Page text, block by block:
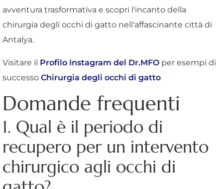
avventura trasformativa e scopri l'incanto della
chirurgia degli occhi di gatto nell'affascinante città di
Antalya.
Visitare il Profilo Instagram del Dr.MFO per esempi di
successo Chirurgia degli occhi di gatto
Domande frequenti
1. Qual è il periodo di
recupero per un intervento
chirurgico agli occhi di